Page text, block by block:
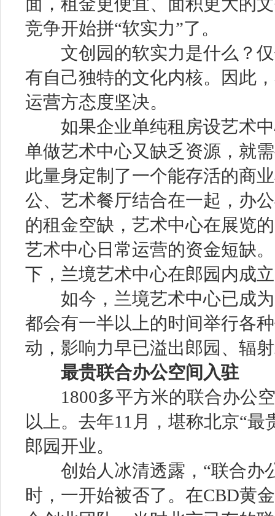
竞争开始拼“软实力”了。
文创园的软实力是什么？仅
有自己独特的文化内核。因此
运营方态度坚决。
如果企业单纯租房设艺术中
单做艺术中心又缺乏资源，就
此量身定制了一个能存活的商
公、艺术餐厅结合在一起，办
的租金空缺，艺术中心在展览
艺术中心日常运营的资金短缺
下，兰境艺术中心在郎园内成
如今，兰境艺术中心已成为
都会有一半以上的时间举行各
动，影响力早已溢出郎园、辐
最贵联合办公空间入驻
1800多平方米的联合办公空
以上。去年11月，堪称北京“
郎园开业。
创始人冰清透露，“联合办
时，一开始被否了。在CBD黄